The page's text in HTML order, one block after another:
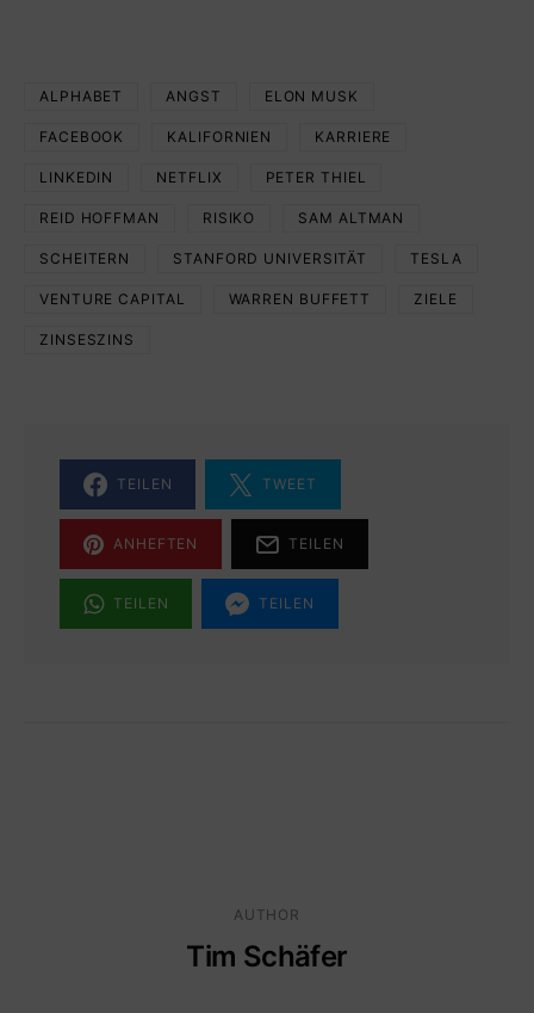
ALPHABET ANGST ELON MUSK
FACEBOOK KALIFORNIEN KARRIERE
LINKEDIN NETFLIX PETER THIEL
REID HOFFMAN RISIKO SAM ALTMAN
SCHEITERN STANFORD UNIVERSITÄT TESLA
VENTURE CAPITAL WARREN BUFFETT ZIELE
ZINSESZINS
TEILEN TWEET
ANHEFTEN TEILEN
TEILEN TEILEN
AUTHOR
Tim Schäfer